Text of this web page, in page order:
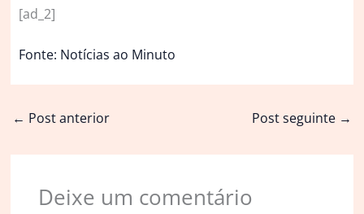
[ad_2]
Fonte: Notícias ao Minuto
← Post anterior Post seguinte →
Deixe um comentário